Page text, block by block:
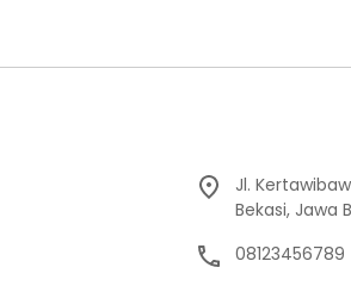
Jl.
Bekasi, Jawa
08123456789